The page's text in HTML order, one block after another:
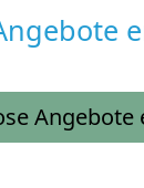
Angebote